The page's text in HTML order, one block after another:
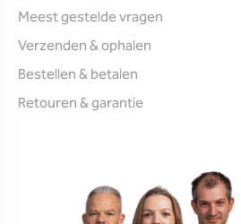
Meest gestelde vragen
Verzenden & ophalen
Bestellen & betalen
Retouren & garantie